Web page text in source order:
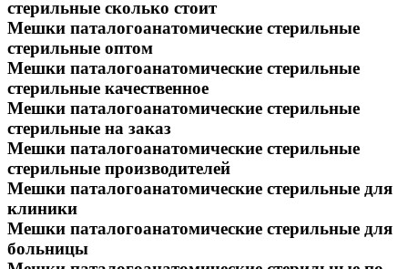
стерильные сколько стоит
Мешки паталогоанатомические стерильные
стерильные оптом
Мешки паталогоанатомические стерильные
стерильные качественное
Мешки паталогоанатомические стерильные
стерильные на заказ
Мешки паталогоанатомические стерильные
стерильные производителей
Мешки паталогоанатомические стерильные для
клиники
Мешки паталогоанатомические стерильные для
больницы